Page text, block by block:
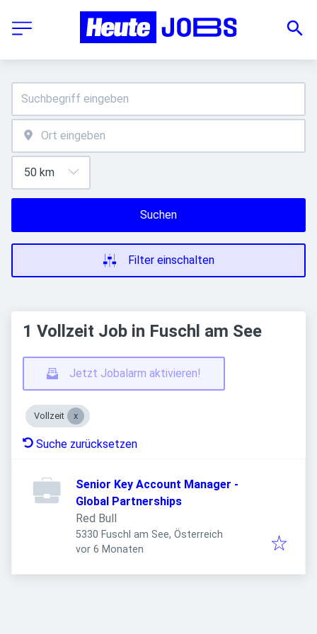
Suchen
Filter einschalten
1 Vollzeit Job in Fuschl am See
Jetzt Jobalarm aktivieren!
Vollzeit
Suche zurücksetzen
Senior Key Account Manager -
Global Partnerships
Red Bull
5330 Fuschl am See, Österreich
Veröffentlicht:
vor 6 Monaten